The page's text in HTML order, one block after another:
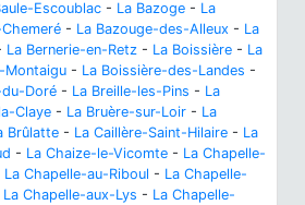
Escoublac - La Bazoge - La
- La Bazouge-des-Alleux - La
La Bernerie-en-Retz - La Boissière - La
Montaigu - La Boissière-des-Landes -
Doré - La Breille-les-Pins - La
Claye - La Bruère-sur-Loir - La
Brûlatte - La Caillère-Saint-Hilaire - La
- La Chaize-le-Vicomte - La Chapelle-
La Chapelle-au-Riboul - La Chapelle-
La Chapelle-aux-Lys - La Chapelle-